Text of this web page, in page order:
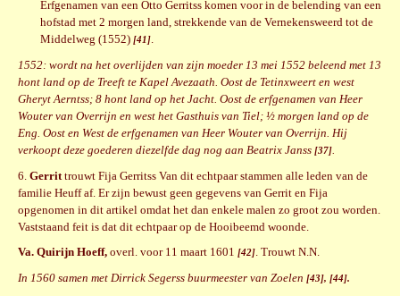
Erfgenamen van een Otto Gerritss komen voor in de belending van een
hofstad met 2 morgen land, strekkende van de Vernekensweerd tot de
Middelweg (1552) [41].
1552: wordt na het overlijden van zijn moeder 13 mei 1552 beleend met 13
hont land op de Treeft te Kapel Avezaath. Oost de Tetinxweert en west
Gheryt Aerntss; 8 hont land op het Jacht. Oost de erfgenamen van Heer
Wouter van Overrijn en west het Gasthuis van Tiel; ½ morgen land op de
Eng. Oost en West de erfgenamen van Heer Wouter van Overrijn. Hij
verkoopt deze goederen diezelfde dag nog aan Beatrix Janss [37].
6. Gerrittrouwt Fija Gerritss Van dit echtpaar stammen alle leden van de
familie Heuff af. Er zijn bewust geen gegevens van Gerrit en Fija
opgenomen in dit artikel omdat het dan enkele malen zo groot zou worden.
Vaststaand feit is dat dit echtpaar op de Hooibeemd woonde.
Va. Quirijn Hoeff, overl. voor 11 maart 1601 [42]. Trouwt N.N.
In 1560 samen met Dirrick Segerss buurmeester van Zoelen [43], [44].